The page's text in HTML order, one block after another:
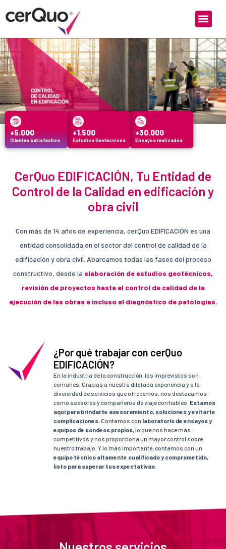
+5.000
Clientes satisfechos
+1.500
Estudios Geotécnicos
+30.000
Ensayos realizados
CerQuo EDIFICACIÓN, Tu Entidad de
Control de la Calidad en edificación y
obra civil
Con más de 14 años de experiencia, cerQuo EDIFICACIÓN es una
entidad consolidada en el sector del control de calidad de la
edificación y obra civil. Abarcamos todas las fases del proceso
constructivo, desde la elaboración de estudios geotécnicos,
revisión de proyectos hasta el control de calidad de la
ejecución de las obras e incluso el diagnóstico de patologías.
¿Por qué trabajar con cerQuo
EDIFICACIÓN?
En la industria de la construcción, los imprevistos son
comunes. Gracias a nuestra dilatada experiencia y a la
diversidad de servicios que ofrecemos, nos destacamos
como asesores y compañeros de viaje confiables. Estamos
aquí para brindarte asesoramiento, soluciones y evitarte
complicaciones.Contamos con laboratorio de ensayos y
equipos de sondeos propios, lo que nos hace más
competitivos y nos proporciona un mayor control sobre
nuestro trabajo. Y lo más importante, contamos con un
equipo técnico altamente cualificado y comprometido,
listo para superar tus expectativas.